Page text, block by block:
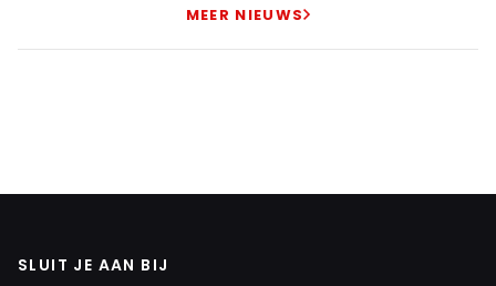
MEER NIEUWS
SLUIT JE AAN BIJ